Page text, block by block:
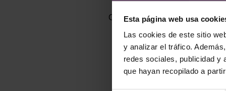
Esta página web usa
Las cookies de este sitio
y analizar el tráfico.
redes sociales, publicidad y
que hayan recopilado a
Os dejamos con unas fotos de